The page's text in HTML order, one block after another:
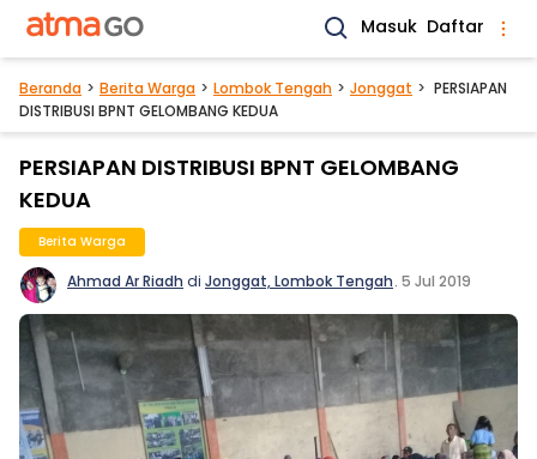
Masuk Daftar
Beranda Berita Warga Lombok Tengah Jonggat
PERSIAPAN
DISTRIBUSI BPNT GELOMBANG KEDUA
PERSIAPAN DISTRIBUSI BPNT GELOMBANG
KEDUA
Berita Warga
Ahmad Ar Riadh di Jonggat, Lombok Tengah. 5 Jul 2019